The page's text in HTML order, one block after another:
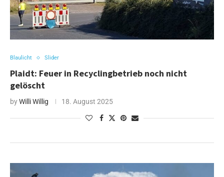
Blaulicht Slider
Plaidt: Feuer in Recyclingbetrieb noch nicht
gelöscht
byWilli Willig 18. August 2025